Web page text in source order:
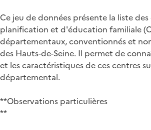
Ce jeu de données présente la liste
planification et d'éducation familiale
départementaux, conventionnés et
des Hauts-de-Seine. Il permet de
et les caractéristiques de ces centres
départemental.
**Observations particulières
**